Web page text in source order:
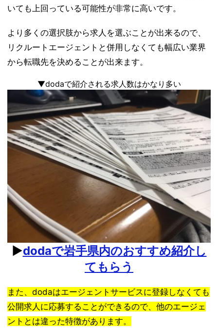
いても上回っている可能性が非常に高いです。
より多くの選択肢から求人を選ぶことが出来るので、
リクルートエージェントと併用しなくても幅広い業界
から転職先を決めることが出来ます。
▼dodaで紹介される求人数はかなり多い
▶︎dodaで岩手県内のおすすめ紹介し
てもらう
また、dodaはエージェントサービスに登録しなくても
公開求人に応募することができるので、他のエージェ
ントとは違った特徴があります。